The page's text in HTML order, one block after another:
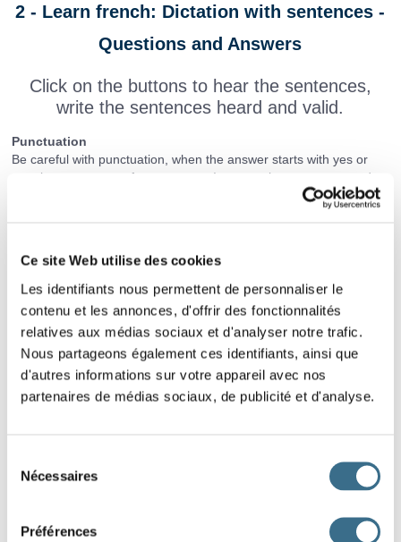
Ce site Web utilise des cookies
Les identifiants nous permettent de personnaliser le
contenu et les annonces, d'offrir des fonctionnalités
relatives aux médias sociaux et d'analyser notre trafic.
Nous partageons également ces identifiants, ainsi que
d'autres informations sur votre appareil avec nos
partenaires de médias sociaux, de publicité et d'analyse.
Nécessaires
Préférences
2 - Learn french: Dictation with sentences -
Questions and Answers
Click on the buttons to hear the sentences,
write the sentences heard and valid.
Punctuation
Be careful with punctuation, when the answer starts with yes or
no, place a comma after yes or no. Interrogative sentences end
with a question mark. (Put a space between the sentence and the
question mark). Put a capital letter at the beginning of each
When in the question the subject and the verb are reversed, it is
necessary to put a hyphen between them (Example: Voulez
Question :